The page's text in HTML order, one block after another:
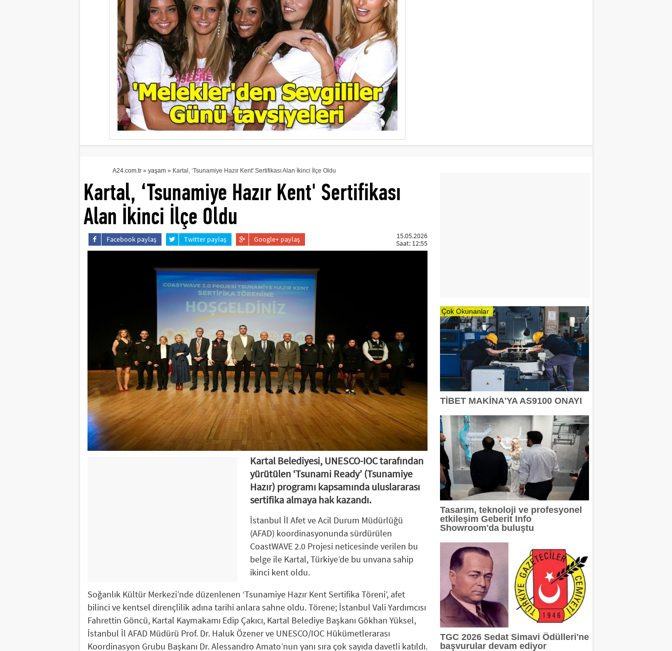
Kartal, ‘Tsunamiye Hazır Kent' Sertifikası
Alan İkinci İlçe Oldu
A24.com.tr» yaşam» Kartal, ‘Tsunamiye Hazır Kent' Sertifikası Alan İkinci İlçe Oldu
Facebook paylaş Twitter paylaş Google+ paylaş
15.05.2026
Saat: 12:55
Kartal Belediyesi, UNESCO-IOC tarafından
yürütülen ‘Tsunami Ready’ (Tsunamiye
Hazır) programı kapsamında uluslararası
sertifika almaya hak kazandı.
İstanbul İl Afet ve Acil Durum Müdürlüğü
(AFAD) koordinasyonunda sürdürülen
CoastWAVE 2.0 Projesi neticesinde verilen bu
belge ile Kartal, Türkiye’de bu unvana sahip
ikinci kent oldu.
Soğanlık Kültür Merkezi’nde düzenlenen ‘Tsunamiye Hazır Kent Sertifika Töreni’, afet
bilinci ve kentsel dirençlilik adına tarihi anlara sahne oldu. Törene; İstanbul Vali Yardımcısı
Fahrettin Göncü, Kartal Kaymakamı Edip Çakıcı, Kartal Belediye Başkanı Gökhan Yüksel,
İstanbul İl AFAD Müdürü Prof. Dr. Haluk Özener ve UNESCO/IOC Hükümetlerarası
Koordinasyon Grubu Başkanı Dr. Alessandro Amato’nun yanı sıra çok sayıda davetli katıldı.
Çok Okunanlar
TİBET MAKİNA'YA AS9100 ONAYI
Tasarım, teknoloji ve profesyonel
etkileşim Geberit Info
Showroom'da buluştu
TGC 2026 Sedat Simavi Ödülleri'ne
başvurular devam ediyor